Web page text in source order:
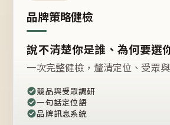
品牌策略健檢
說不清楚你是誰、為何要選
一次完整健檢，釐清定位、受眾
競品與受眾調研
一句話定位語
品牌訊息系統